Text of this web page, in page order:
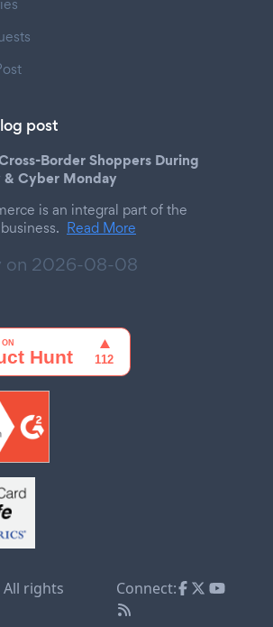
post
Border Shoppers During
& Cyber Monday
is an integral part of the
Read More
on 2026-08-08
All rights
Connect: